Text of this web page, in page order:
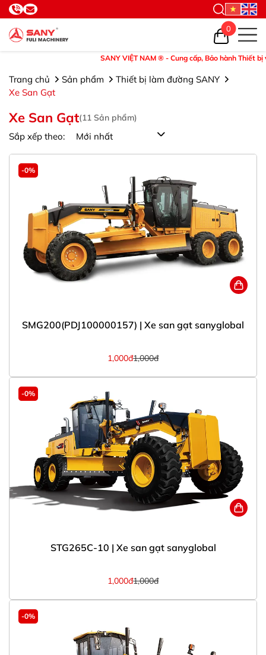
SANY VIỆT NAM ® - Cung cấp, Bảo hành Thiết bị và
0
Trang chủ Sản phẩm
Thiết bị làm đường SANY
Xe San Gạt
Xe San Gạt(11 Sản phẩm)
Sắp xếp theo:
-0%
SMG200(PDJ100000157) | Xe san gạt sanyglobal
1,000đ1,000đ
-0%
STG265C-10 | Xe san gạt sanyglobal
1,000đ1,000đ
-0%